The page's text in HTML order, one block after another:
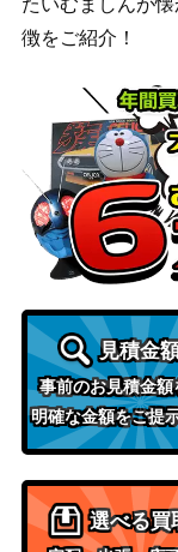
W3 054/052】
【S12a 249/172】
アルセウス＆ディ
パルキア（HR）
12/095】
エリカのおもてな
R）【SM12a 190/
アクロマの執念（
V6a 083/064】
ポケモンセンター
ん（SR）【
ミロカロスV（SR
99/096】
たいむましんが
徴をご紹介！
見積金
事前のお見積金額
明確な金額をご提
選べる買